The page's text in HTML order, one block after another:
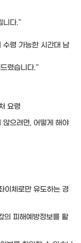
니다."
령 가능한 시간대 남
렸습니다."
요령
않으려면, 어떻게 해야
이체로만 유도하는 경
의 피해예방정보를 활